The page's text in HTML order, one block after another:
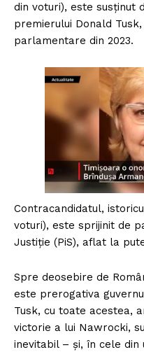
din voturi), este susținut
premierului Donald
parlamentare din 2023.
Contracandidatul,
voturi), este sprijinit de
Justiție (PiS), aflat la
Spre deosebire de
este prerogativa
Tusk, cu toate acestea,
victorie a lui Nawrocki,
inevitabil – și, în cele